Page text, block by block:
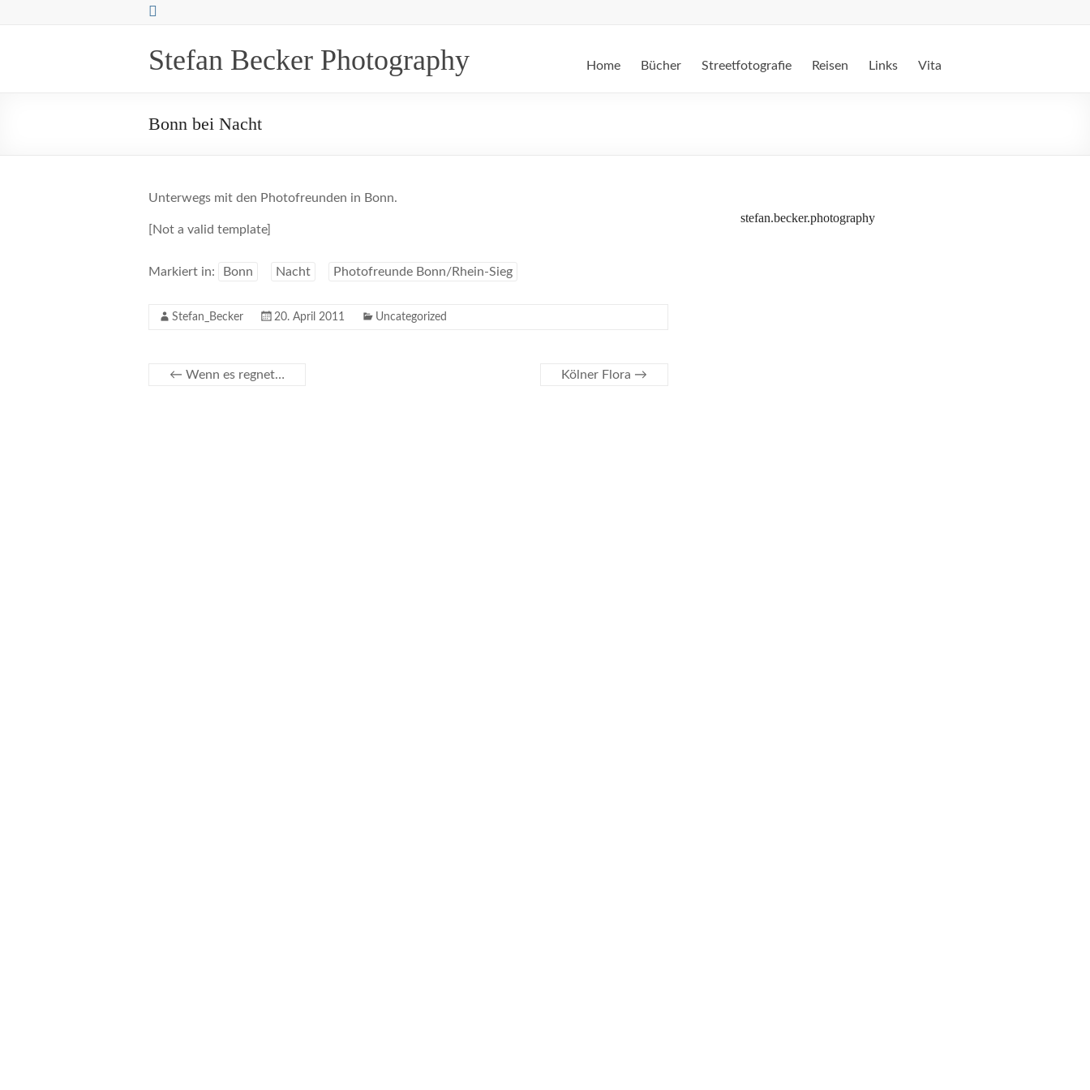
Stefan Becker Photography Home Bücher Streetfotografie Reisen Links Vita
Bonn bei Nacht
Unterwegs mit den Photofreunden in Bonn.
[Not a valid template]
Markiert in: Bonn Nacht Photofreunde Bonn/Rhein-Sieg
Stefan_Becker 20. April 2011 Uncategorized
← Wenn es regnet… Kölner Flora →
stefan.becker.photography